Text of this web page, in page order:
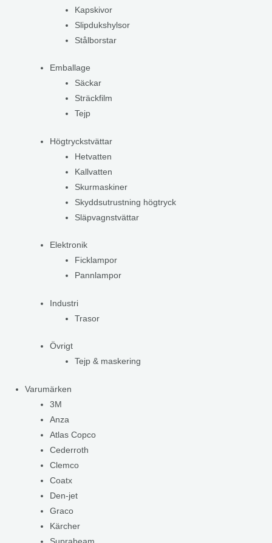
Kapskivor
Slipdukshylsor
Stålborstar
Emballage
Säckar
Sträckfilm
Tejp
Högtryckstvättar
Hetvatten
Kallvatten
Skurmaskiner
Skyddsutrustning högtryck
Släpvagnstvättar
Elektronik
Ficklampor
Pannlampor
Industri
Trasor
Övrigt
Tejp & maskering
Varumärken
3M
Anza
Atlas Copco
Cederroth
Clemco
Coatx
Den-jet
Graco
Kärcher